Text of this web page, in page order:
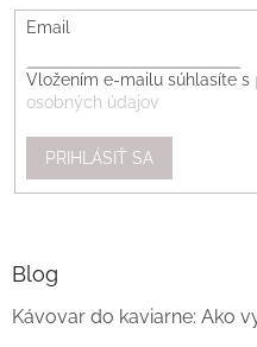
Email
Vložením e-mailu súhlasíte s
osobných údajov
PRIHLÁSIŤ SA
Blog
Kávovar do kaviarne: Ako